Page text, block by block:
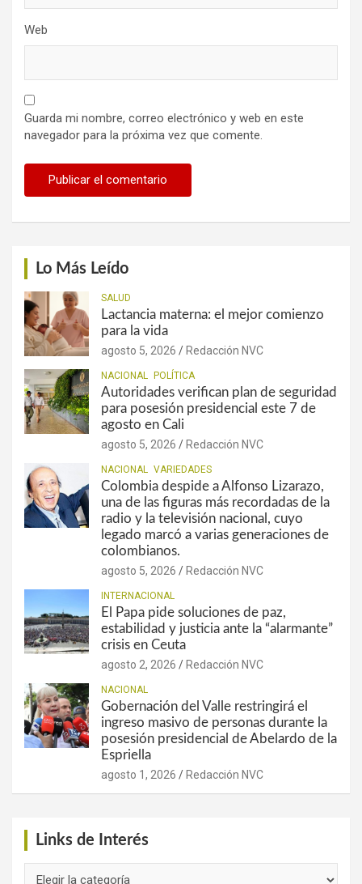
Web
Guarda mi nombre, correo electrónico y web en este
navegador para la próxima vez que comente.
Lo Más Leído
SALUD
Lactancia materna: el mejor comienzo
para la vida
agosto 5, 2026 Redacción NVC
NACIONAL POLÍTICA
Autoridades verifican plan de seguridad
para posesión presidencial este 7 de
agosto en Cali
agosto 5, 2026 Redacción NVC
NACIONAL VARIEDADES
Colombia despide a Alfonso Lizarazo,
una de las figuras más recordadas de la
radio y la televisión nacional, cuyo
legado marcó a varias generaciones de
colombianos.
agosto 5, 2026 Redacción NVC
INTERNACIONAL
El Papa pide soluciones de paz,
estabilidad y justicia ante la “alarmante”
crisis en Ceuta
agosto 2, 2026 Redacción NVC
NACIONAL
Gobernación del Valle restringirá el
ingreso masivo de personas durante la
posesión presidencial de Abelardo de la
Espriella
agosto 1, 2026 Redacción NVC
Links de Interés